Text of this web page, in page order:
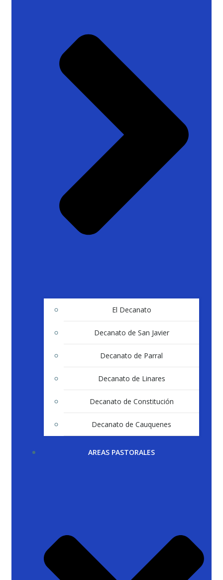
El Decanato
Decanato de San Javier
Decanato de Parral
Decanato de Linares
Decanato de Constitución
Decanato de Cauquenes
AREAS PASTORALES